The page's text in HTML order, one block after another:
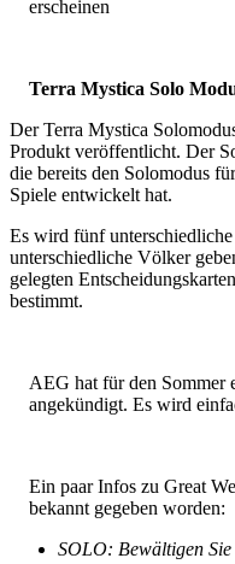
erscheinen
Terra Mystica Solo
Der Terra Mystica
Produkt veröffentlicht. Der
die bereits den Solomodus
Spiele entwickelt hat.
Es wird fünf
unterschiedliche Völker
gelegten
bestimmt.
AEG hat für den Sommer
angekündigt. Es wird
Ein paar Infos zu Great
bekannt gegeben worden:
SOLO: Bewältigen